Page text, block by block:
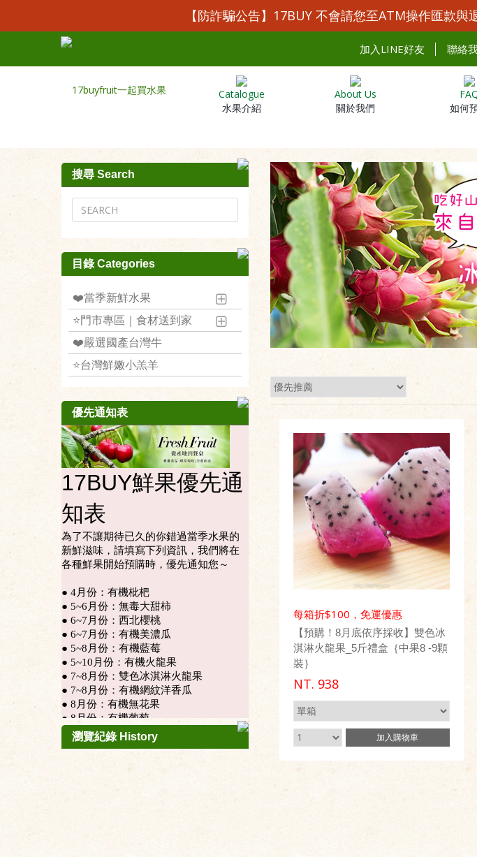
【防詐騙公告】17BUY 不會請您至ATM操作匯款
加入LINE好友 聯絡
Catalogue
水果介紹
About Us
關於我們
如何
搜尋 Search
目錄 Categories
❤️當季新鮮水果
⭐️門市專區｜食材送到家
❤️嚴選國產台灣牛
⭐️台灣鮮嫩小羔羊
優先通知表
瀏覽紀錄 History
每箱折$100，免運優惠
【預購！8月底依序採收】雙色冰
淇淋火龍果_5斤禮盒｛中果8 -9顆
裝｝
NT. 938
加入購物車